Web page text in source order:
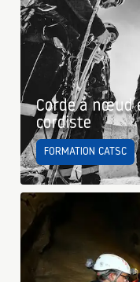
Corde à nœud
cordiste
FORMATION CATSC